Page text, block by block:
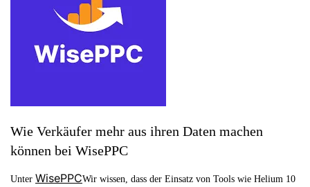
Wie Verkäufer mehr aus ihren Daten machen
können bei WisePPC
Unter WisePPCWir wissen, dass der Einsatz von Tools wie Helium 10